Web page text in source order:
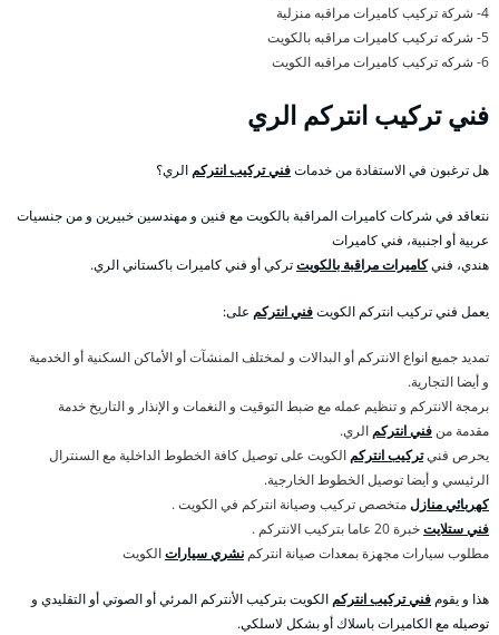
4- شركة تركيب كاميرات مراقبه منزلية
5- شركه تركيب كاميرات مراقبه بالكويت
6- شركه تركيب كاميرات مراقبه الكويت
فني تركيب انتركم الري
هل ترغبون في الاستفادة من خدماتفني تركيب انتركم الري؟
نتعاقد في شركات كاميرات المراقبة بالكويت مع فنين و مهندسين خبيرين و من جنسيات
عربية أو اجنبية، فني كاميرات
هندي، فنيكاميرات مراقبة بالكويتتركي أو فني كاميرات باكستاني الري.
يعمل فني تركيب انتركم الكويتفني انتركم على:
تمديد جميع انواع الانتركم أو البدالات و لمختلف المنشآت أو الأماكن السكنية أو الخدمية
و أيضا التجارية.
برمجة الانتركم و تنظيم عمله مع ضبط التوقيت و النغمات و الإنذار و التاريخ خدمة
مقدمة من فني انتركم الري.
يحرص فنيتركيب انتركم الكويت على توصيل كافة الخطوط الداخلية مع السنترال
الرئيسي و أيضا توصيل الخطوط الخارجية.
كهربائي منازلمتخصص تركيب وصيانة انتركم في الكويت .
فني ستلايتخبرة 20 عاما بتركيب الانتركم .
مطلوب سيارات مجهزة بمعدات صيانة انتركم نشري سياراتالكويت
هذا و يقوم فني تركيب انتركم الكويت بتركيب الأنتركم المرئي أو الصوتي أو التقليدي و
توصيله مع الكاميرات باسلاك أو بشكل لاسلكي.